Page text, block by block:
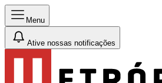
Menu
Ative nossas notificações